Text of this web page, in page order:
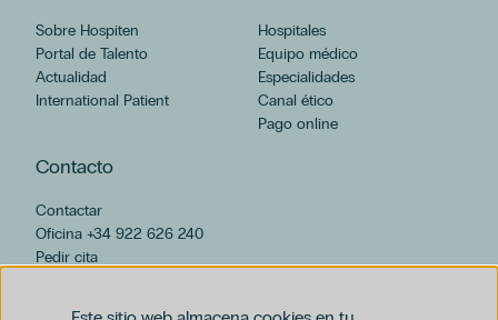
Sobre Hospiten
Portal de Talento
Actualidad
International Patient
Hospitales
Equipo médico
Especialidades
Canal ético
Pago online
Contacto
Contactar
Oficina +34 922 626 240
Pedir cita